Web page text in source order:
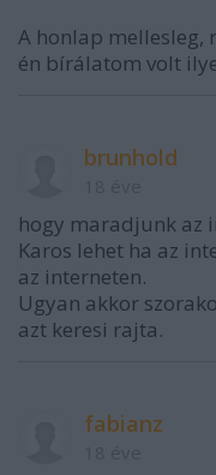
A honlap mellesleg,
én bírálatom volt
brunhold
hogy maradjunk az
Karos lehet ha az
az interneten.
Ugyan akkor
azt keresi rajta.
fabianz